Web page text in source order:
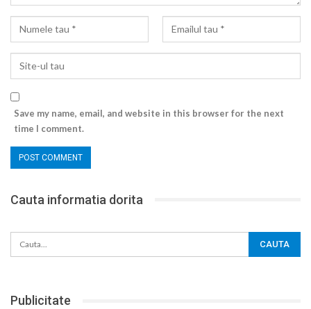
Save my name, email, and website in this browser for the next
time I comment.
Cauta informatia dorita
Publicitate